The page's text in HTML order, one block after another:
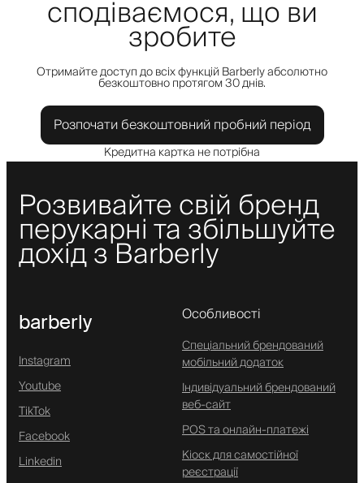
сподіваємося, що ви
зробите
Отримайте доступ до всіх функцій Barberly абсолютно
безкоштовно протягом 30 днів.
Розпочати безкоштовний пробний період
Кредитна картка не потрібна
Розвивайте свій бренд
перукарні та збільшуйте
дохід з Barberly
barberly
Instagram
Youtube
TikTok
Facebook
Linkedin
Особливості
Спеціальний брендований
мобільний додаток
Індивідуальний брендований
веб-сайт
POS та онлайн-платежі
Кіоск для самостійної
реєстрації